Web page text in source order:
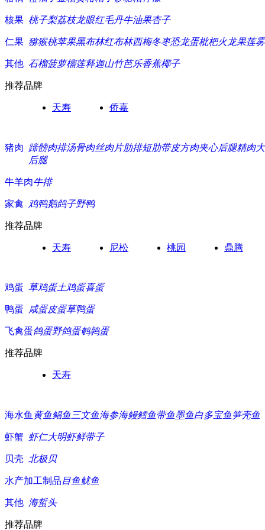
核果 桃子梨荔枝龙眼红毛丹牛油果杏子
仁果 猕猴桃苹果黑布林红布林西梅冬枣恐龙蛋枇杷火龙果莲雾
其他 石榴菠萝榴莲释迦山竹芭乐香蕉椰子
推荐品牌
天寿 侨嘉
猪肉 蹄髈肉排汤骨肉丝肉片肋排短肋带皮方肉夹心后腿精肉
后腿
牛羊肉牛排
家禽 鸡鸭鹅鸽子野鸭
推荐品牌
天寿 尼松 桃园 鼎腾
鸡蛋 草鸡蛋土鸡蛋喜蛋
鸭蛋 咸蛋皮蛋草鸭蛋
飞禽蛋鸽蛋野鸽蛋鹌鹑蛋
推荐品牌
天寿
海水鱼 黄鱼鲳鱼 三文鱼海参海鳗鳕鱼带鱼墨鱼白多宝鱼笋壳鱼
虾蟹 虾仁大明虾鲜带子
贝壳 北极贝
水产加工制品目鱼鱿鱼
其他 海蜇头
推荐品牌